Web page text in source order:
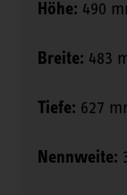
Höhe: 490
Breite: 483
Tiefe: 627
Nennweite: